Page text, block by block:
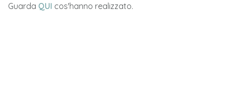
Guarda QUI cos'hanno realizzato.